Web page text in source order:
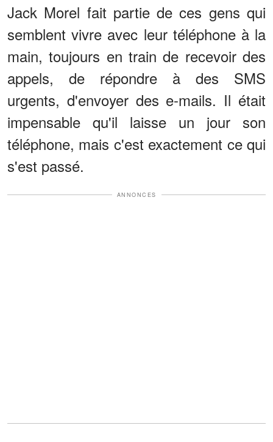
Jack Morel fait partie de ces gens qui
semblent vivre avec leur téléphone à la
main, toujours en train de recevoir des
appels, de répondre à des SMS
urgents, d'envoyer des e-mails. Il était
impensable qu'il laisse un jour son
téléphone, mais c'est exactement ce qui
s'est passé.
ANNONCES